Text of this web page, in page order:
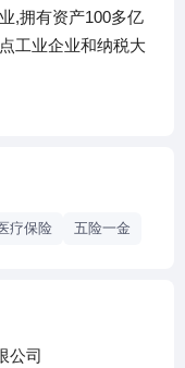
,拥有资产100多亿
工业企业和纳税大
泥生产线6条，年产
因企业经营和发展
疗保险 五险一金
公司